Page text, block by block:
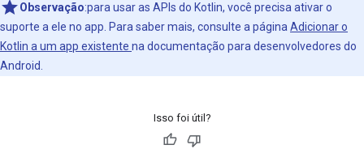
Observação:para usar as APIs do Kotlin, você precisa ativar o
suporte a ele no app. Para saber mais, consulte a página Adicionar o
Kotlin a um app existente na documentação para desenvolvedores do
Android.
Isso foi útil?